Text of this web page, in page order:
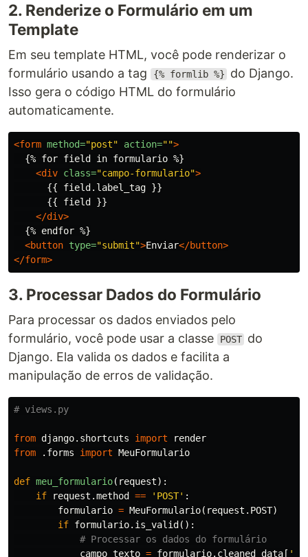
2. Renderize o Formulário em um
Template
Em seu template HTML, você pode renderizar o
formulário usando a tag
{% formlib %}
do Django.
Isso gera o código HTML do formulário
automaticamente.
<form method="post" action="">
  {% for field in formulario %}
<div class="campo-formulario">
      {{ field.label_tag }}
      {{ field }}
</div>
  {% endfor %}
<button type="submit">Enviar</button>
</form>
3. Processar Dados do Formulário
Para processar os dados enviados pelo
formulário, você pode usar a classe
POST do
Django. Ela valida os dados e facilita a
manipulação de erros de validação.
from django.shortcuts import
render
from
.forms import MeuFormulario
def meu_formulario( request):
if
request .method == 'POST' :
formulario = MeuFormulario( request . POST)
if formulario. is_valid ():
campo_texto = formulario. cleaned_data [